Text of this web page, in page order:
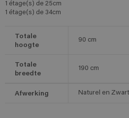
1 étage(s) de 25cm
1 étage(s) de 34cm
Totale
hoogte
90 cm
Totale
breedte
190 cm
Afwerking Naturel en Zwart